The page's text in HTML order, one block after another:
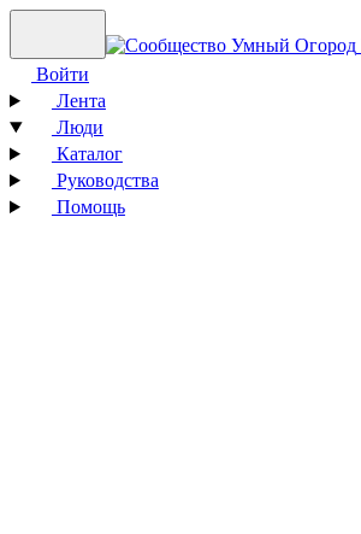
Войти
Лента
Люди
Каталог
Руководства
Помощь